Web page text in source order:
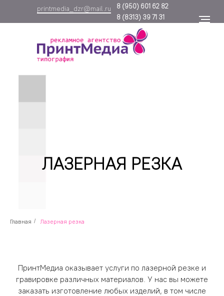
8 (950) 601 62 82
printmedia_dzr@mail.ru
8 (8313) 39 71 31
ЛАЗЕРНАЯ РЕЗКА
Главная / Лазерная резка
ПринтМедиа оказывает услуги по лазерной резке и
гравировке различных материалов. У нас вы можете
заказать изготовление любых изделий, в том числе